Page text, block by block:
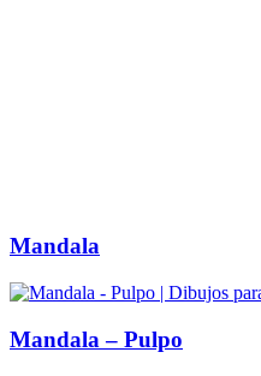
Mandala
Mandala – Pulpo